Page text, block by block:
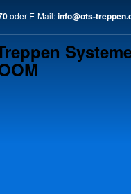
2
maile uns gern an
oder E-Mail:info@ots-